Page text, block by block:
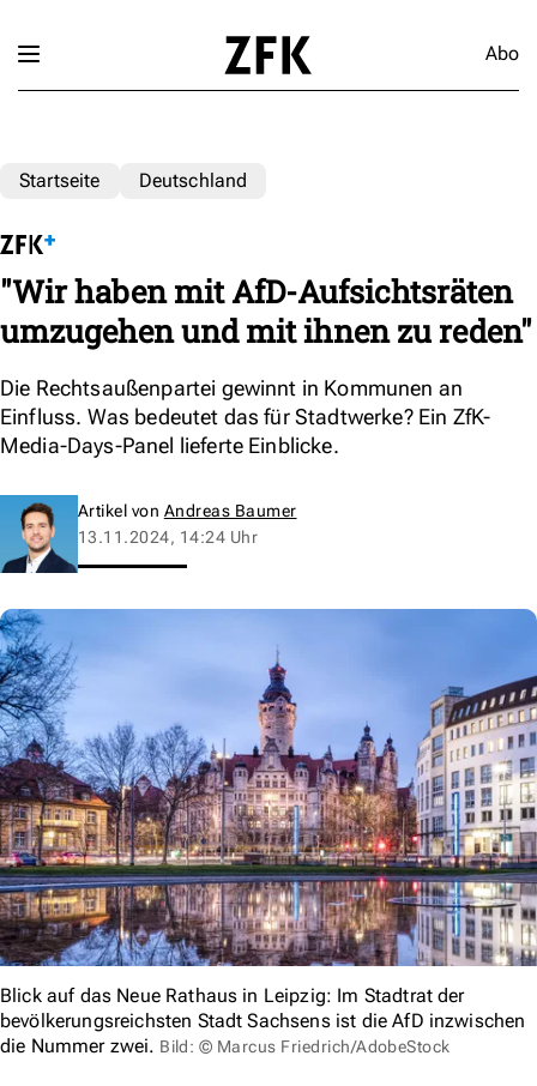
Abo
Startseite Deutschland
"Wir haben mit AfD-Aufsichtsräten
umzugehen und mit ihnen zu reden"
Die Rechtsaußenpartei gewinnt in Kommunen an
Einfluss. Was bedeutet das für Stadtwerke? Ein ZfK-
Media-Days-Panel lieferte Einblicke.
Artikel von Andreas Baumer
13.11.2024, 14:24 Uhr
Blick auf das Neue Rathaus in Leipzig: Im Stadtrat der
bevölkerungsreichsten Stadt Sachsens ist die AfD inzwischen
die Nummer zwei. Bild: © Marcus Friedrich/AdobeStock